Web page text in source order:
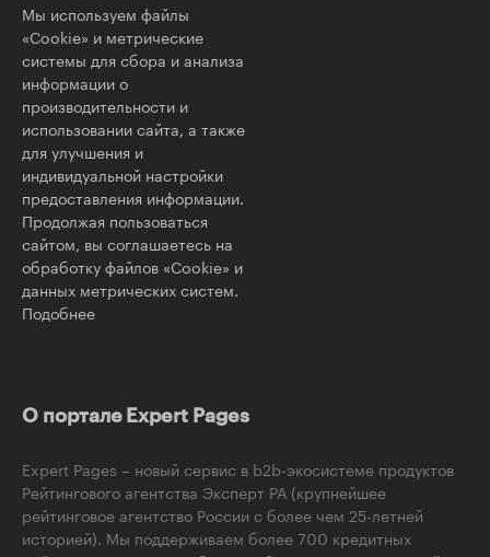
Мы используем файлы
«Cookie» и метрические
системы для сбора и анализа
информации о
производительности и
использовании сайта, а также
для улучшения и
индивидуальной настройки
предоставления информации.
Продолжая пользоваться
сайтом, вы соглашаетесь на
обработку файлов «Cookie» и
данных метрических систем.
Подобнее
О портале Expert Pages
Expert Pages – новый сервис в b2b-экосистеме продуктов
Рейтингового агентства Эксперт РА (крупнейшее
рейтинговое агентство России с более чем 25-летней
историей). Мы поддерживаем более 700 кредитных